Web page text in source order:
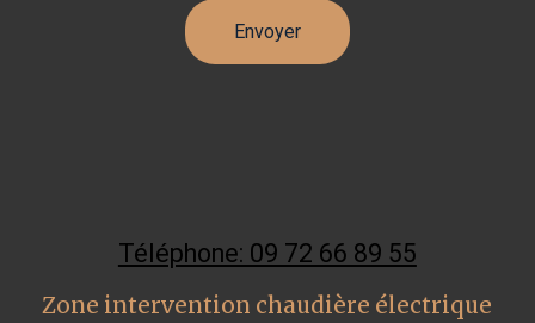
Téléphone: 09 72 66 89 55
Zone intervention chaudière électrique